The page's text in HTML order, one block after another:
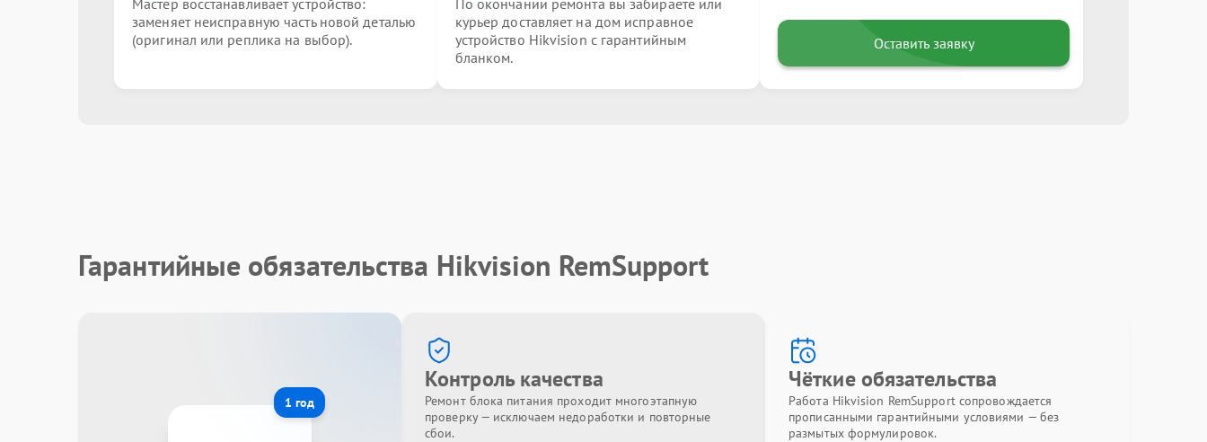
Мастер восстанавливает устройство:
заменяет неисправную часть новой деталью
(оригинал или реплика на выбор).
По окончании ремонта вы забираете или
курьер доставляет на дом исправное
устройство Hikvision с гарантийным
бланком.
Оставить заявку
Гарантийные обязательства Hikvision RemSupport
1 год
Контроль качества
Ремонт блока питания проходит многоэтапную
проверку — исключаем недоработки и повторные
сбои.
Чёткие обязательства
Работа Hikvision RemSupport сопровождается
прописанными гарантийными условиями — без
размытых формулировок.